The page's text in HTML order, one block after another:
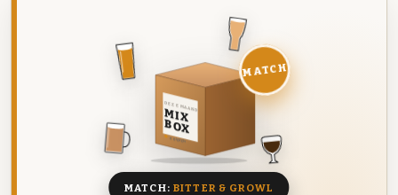
DEZE MAAND
MIX
BOX
8 BIEREN
MATCH
MATCH: BITTER & GROWL